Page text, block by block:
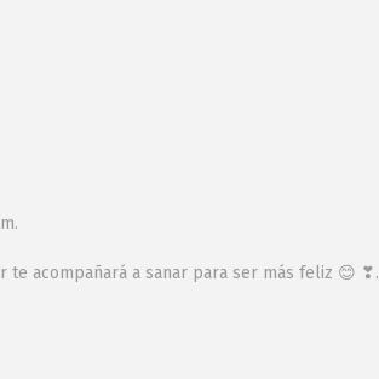
te acompañará a sanar para ser más feliz 😊 ❣.